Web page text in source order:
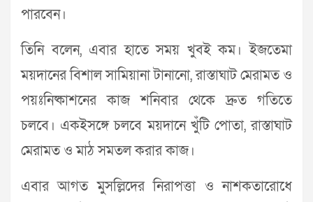
পারবেন।
তিনি বলেন, এবার হাতে সময় খুবই কম। ইজতেমা
ময়দানের বিশাল সামিয়ানা টানানো, রাস্তাঘাট মেরামত ও
পয়ঃনিষ্কাশনের কাজ শনিবার থেকে দ্রুত গতিতে
চলবে। একইসঙ্গে চলবে ময়দানে খুঁটি পোতা, রাস্তাঘাট
মেরামত ও মাঠ সমতল করার কাজ।
এবার আগত মুসল্লিদের নিরাপত্তা ও নাশকতারোধে